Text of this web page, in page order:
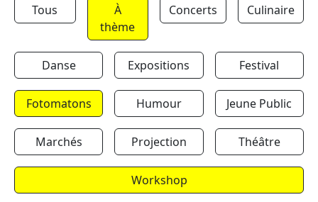
Tous
À
thème
Concerts Culinaire
Danse Expositions Festival
Fotomatons Humour Jeune Public
Marchés Projection Théâtre
Workshop